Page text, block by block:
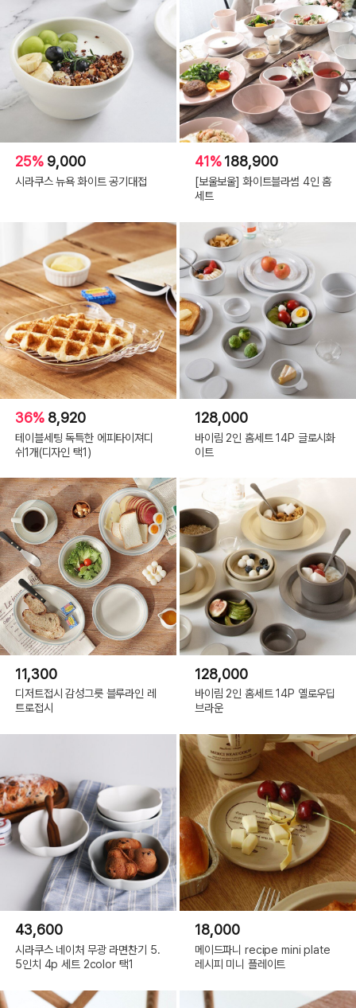
25% 9,000
시라쿠스 뉴욕 화이트 공기대접
41%188,900
[보울보울] 화이트블라썸 4인 홈
세트
36% 8,920
테이블세팅 독특한 에피타이져디
쉬1개(디자인 택1)
128,000
바이림 2인 홈세트 14P 글로시화
이트
11,300
디저트접시 감성그릇 블루라인 레
트로접시
128,000
바이림 2인 홈세트 14P 옐로우딥
브라운
43,600
시라쿠스 네이처 무광 라면찬기 5.
5인치 4p 세트 2color 택1
18,000
메이드파니 recipe mini plate
레시피 미니 플레이트